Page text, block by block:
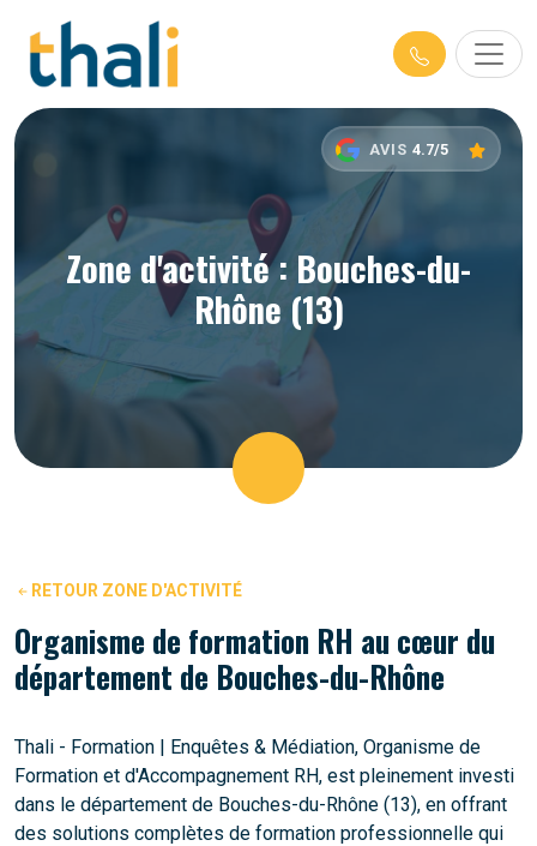
Zone d'activité : Bouches-du-
Rhône (13)
AVIS 4.7/5
RETOUR ZONE D'ACTIVITÉ
Organisme de formation RH au cœur du
département de Bouches-du-Rhône
Thali - Formation | Enquêtes & Médiation, Organisme de
Formation et d'Accompagnement RH, est pleinement investi
dans le département de Bouches-du-Rhône (13), en offrant
des solutions complètes de formation professionnelle qui